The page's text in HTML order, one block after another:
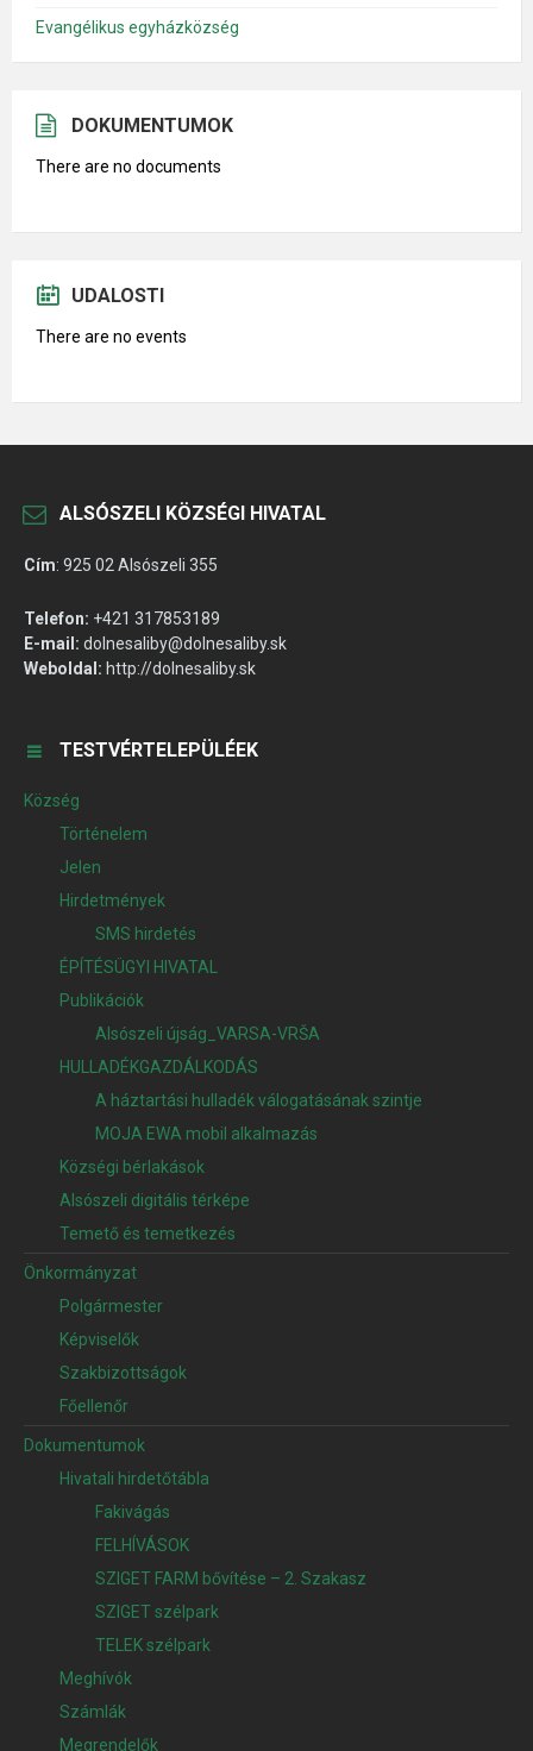
Evangélikus egyházközség
DOKUMENTUMOK
There are no documents
UDALOSTI
There are no events
ALSÓSZELI KÖZSÉGI HIVATAL
Cím: 925 02 Alsószeli 355
Telefon: +421 317853189
E-mail: dolnesaliby@dolnesaliby.sk
Weboldal: http://dolnesaliby.sk
TESTVÉRTELEPÜLÉEK
Község
Történelem
Jelen
Hirdetmények
SMS hirdetés
ÉPÍTÉSÜGYI HIVATAL
Publikációk
Alsószeli újság_VARSA-VRŠA
HULLADÉKGAZDÁLKODÁS
A háztartási hulladék válogatásának szintje
MOJA EWA mobil alkalmazás
Községi bérlakások
Alsószeli digitális térképe
Temető és temetkezés
Önkormányzat
Polgármester
Képviselők
Szakbizottságok
Főellenőr
Dokumentumok
Hivatali hirdetőtábla
Fakivágás
FELHÍVÁSOK
SZIGET FARM bővítése – 2. Szakasz
SZIGET szélpark
TELEK szélpark
Meghívók
Számlák
Megrendelők